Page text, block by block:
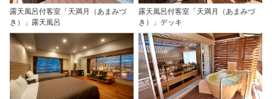
露天風呂付客室「天満月（あまみづ
き）」露天風呂
露天風呂付客室「天満月（あまみづ
き）」デッキ